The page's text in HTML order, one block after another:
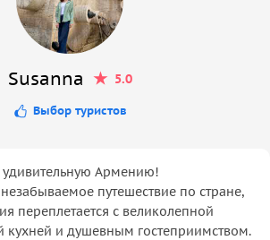
Susanna 5.0
Выбор туристов
удивительную Армению!
путешествие по стране,
переплетается с великолепной
кухней и душевным гостеприимством.